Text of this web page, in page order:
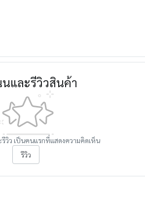
และรีวิวสินค้า
วิว เป็นคนแรกที่แสดงความคิดเห็น
รีวิว